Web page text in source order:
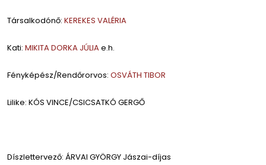
Társalkodónő: KEREKES VALÉRIA
Kati: MIKITA DORKA JÚLIAe.h.
Fényképész/Rendőrorvos: OSVÁTH TIBOR
Lilike: KÓS VINCE/CSICSATKÓ GERGŐ
Díszlettervező: ÁRVAI GYÖRGY Jászai-díjas